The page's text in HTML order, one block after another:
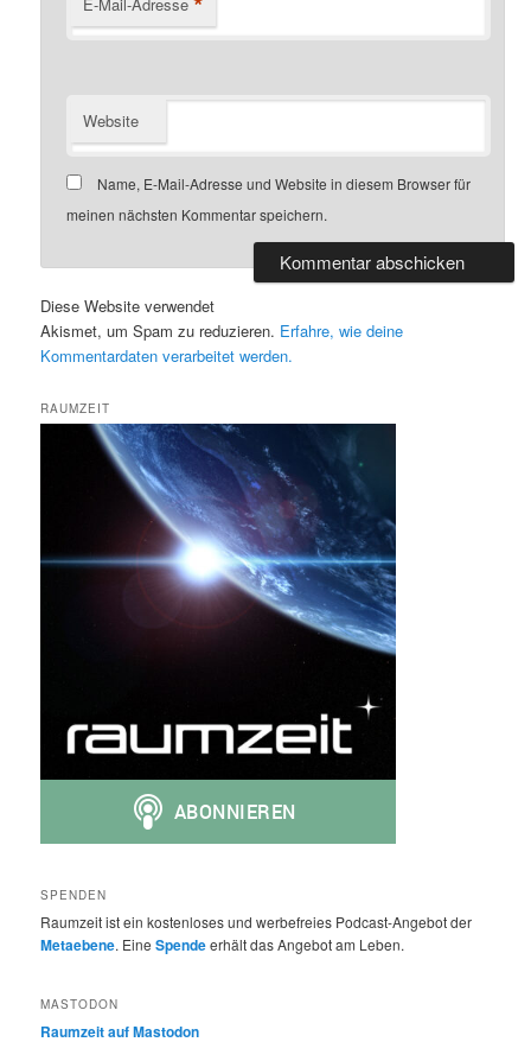
Website
Name, E-Mail-Adresse und Website in diesem Browser für
meinen nächsten Kommentar speichern.
Diese Website verwendet
Akismet, um Spam zu reduzieren. Erfahre, wie deine
Kommentardaten verarbeitet werden.
RAUMZEIT
SPENDEN
Raumzeit ist ein kostenloses und werbefreies Podcast-Angebot der
Metaebene. EineSpendeerhält das Angebot am Leben.
MASTODON
Raumzeit auf Mastodon